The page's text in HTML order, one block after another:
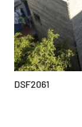
DSF2061